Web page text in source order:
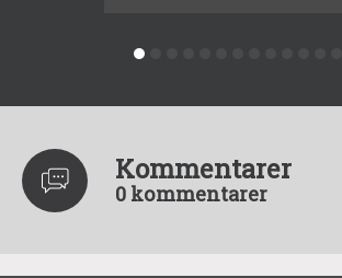
Kommentarer
0 kommentarer